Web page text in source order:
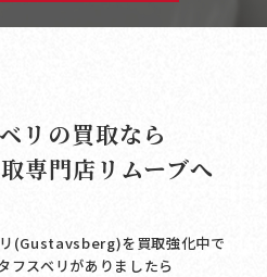
リの買取なら
専門店リムーブへ
(Gustavsberg)を買取強化中で
フスベリがありましたら